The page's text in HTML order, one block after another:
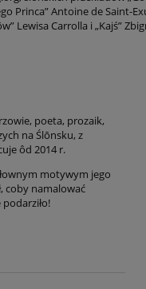
Princa” Antoine de Saint-
Lewisa Carrolla i „Kajś”
poeta, prozaik,
na Ślōnsku, z
ôd 2014 r.
motywym jego
coby namalować